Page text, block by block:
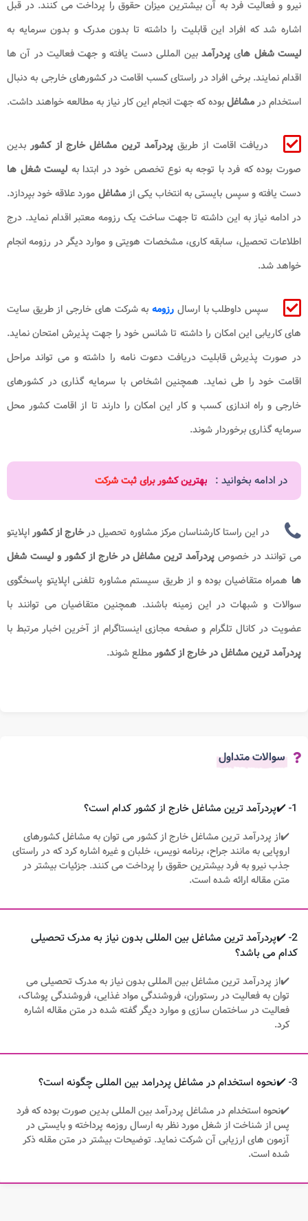
نیرو و فعالیت فرد به آن بیشترین میزان حقوق را پرداخت می کنند. در قبل
اشاره شد که افراد این قابلیت را داشته تا بدون مدرک و بدون سرمایه به
لیست شغل های پردرآمدبین المللی دست یافته و جهت فعالیت در آن ها
اقدام نمایند. برخی افراد در راستای کسب اقامت در کشورهای خارجی به دنبال
استخدام درمشاغلبوده که جهت انجام این کار نیاز به مطالعه خواهند داشت.
دریافت اقامت از طریقپردرآمد ترین مشاغل خارج از کشور بدین
صورت بوده که فرد با توجه به نوع تخصص خود در ابتدا به لیست شغل ها
دست یافته و سپس بایستی به انتخاب یکی ازمشاغل مورد علاقه خود بپردازد.
در ادامه نیاز به این داشته تا جهت ساخت یک رزومه معتبر اقدام نماید. درج
اطلاعات تحصیل، سابقه کاری، مشخصات هویتی و موارد دیگر در رزومه انجام
خواهد شد.
سپس داوطلب با ارسال رزومهبه شرکت های خارجی از طریق سایت
های کاریابی این امکان را داشته تا شانس خود را جهت پذیرش امتحان نماید.
در صورت پذیرش قابلیت دریافت دعوت نامه را داشته و می تواند مراحل
اقامت خود را طی نماید. همچنین اشخاص با سرمایه گذاری در کشورهای
خارجی و راه اندازی کسب و کار این امکان را دارند تا از اقامت کشور محل
سرمایه گذاری برخوردار شوند.
در ادامه بخوانید : بهترین کشور برای ثبت شرکت
در این راستا کارشناسان مرکز مشاوره تحصیل درخارج از کشوراپلایتو
می توانند در خصوص پردرآمد ترین مشاغل در خارج از کشور و لیست شغل
ها همراه متقاضیان بوده و از طریق سیستم مشاوره تلفنی اپلایتو پاسخگوی
سوالات و شبهات در این زمینه باشند. همچنین متقاضیان می توانند با
عضویت در کانال تلگرام و صفحه مجازی اینستاگرام از آخرین اخبار مرتبط با
پردرآمد ترین مشاغل در خارج از کشور​مطلع شوند.
سوالات متداول
1- ✔️پردرآمد ترین مشاغل خارج از کشور کدام است؟
✔️از پردرآمد ترین مشاغل خارج از کشور می توان به مشاغل کشورهای
اروپایی به مانند جراح، برنامه نویس، خلبان و غیره اشاره کرد که در راستای
جذب نیرو به فرد بیشترین حقوق را پرداخت می کنند. جزئیات بیشتر در
متن مقاله ارائه شده است.
2- ✔️پردرآمد ترین مشاغل بین المللی بدون نیاز به مدرک تحصیلی
کدام می باشد؟
✔️از پردرآمد ترین مشاغل بین المللی بدون نیاز به مدرک تحصیلی می
توان به فعالیت در رستوران، فروشندگی مواد غذایی، فروشندگی پوشاک،
فعالیت در ساختمان سازی و موارد دیگر گفته شده در متن مقاله اشاره
کرد.
3- ✔️نحوه استخدام در مشاغل پردرامد بین المللی چگونه است؟
✔️نحوه استخدام در مشاغل پردرآمد بین المللی بدین صورت بوده که فرد
پس از شناخت از شغل مورد نظر به ارسال روزمه پرداخته و بایستی در
آزمون های ارزیابی آن شرکت نماید. توضیحات بیشتر در متن مقله ذکر
شده است.